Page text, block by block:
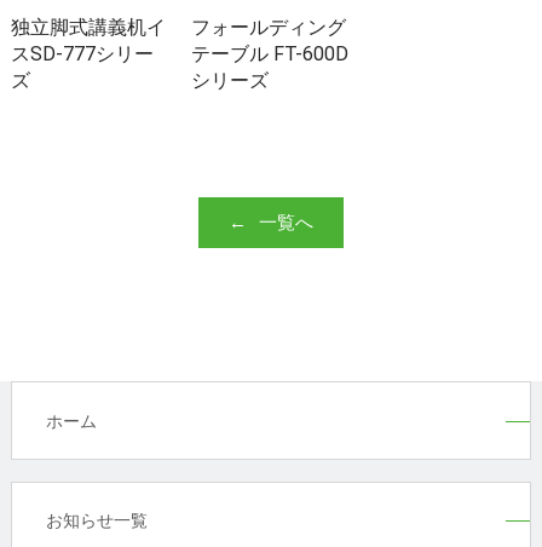
独立脚式講義机イ
スSD-777シリー
ズ
フォールディング
テーブル FT-600D
シリーズ
一覧へ
ホーム
お知らせ一覧